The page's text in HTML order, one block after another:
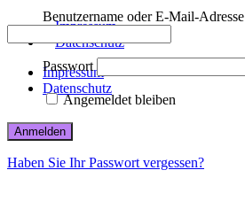
Impressum
Datenschutz
Impressum
Datenschutz
Benutzername oder E-Mail-Adresse
Passwort
Angemeldet bleiben
Haben Sie Ihr Passwort vergessen?